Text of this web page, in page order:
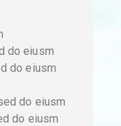
do eiusm
do eiusm
do eiusm
do eiusm